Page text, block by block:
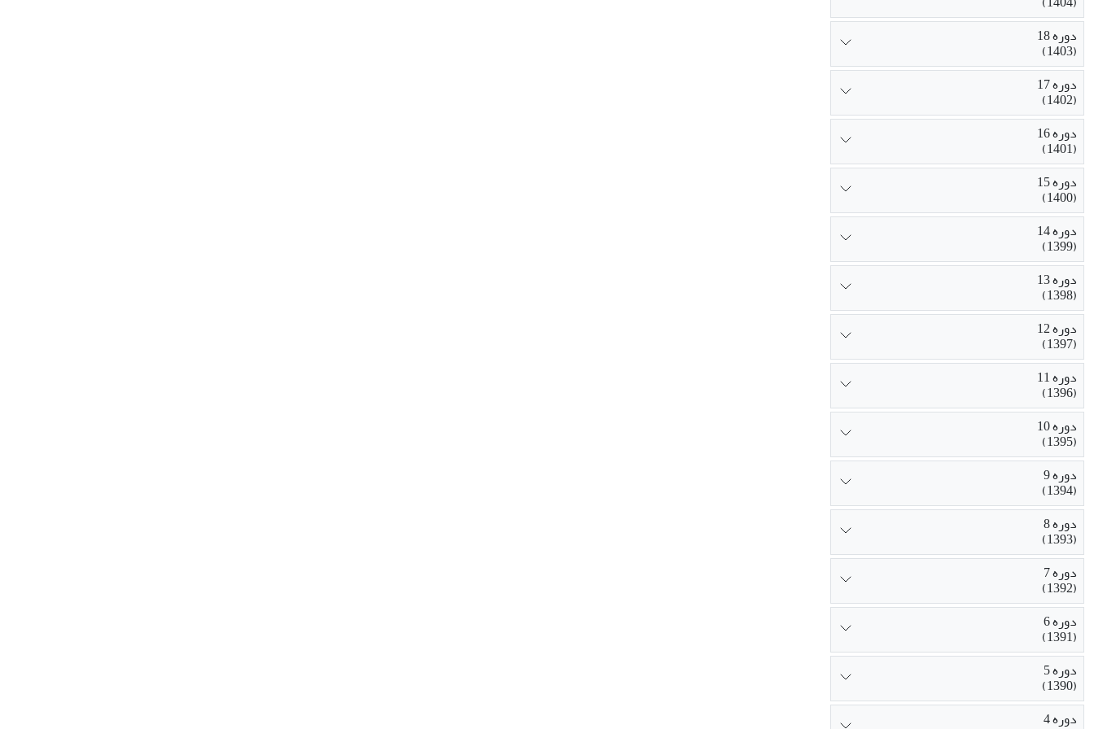
دوره 18
(1403)
دوره 17
(1402)
دوره 16
(1401)
دوره 15
(1400)
دوره 14
(1399)
دوره 13
(1398)
دوره 12
(1397)
دوره 11
(1396)
دوره 10
(1395)
دوره 9
(1394)
دوره 8
(1393)
دوره 7
(1392)
دوره 6
(1391)
دوره 5
(1390)
دوره 4